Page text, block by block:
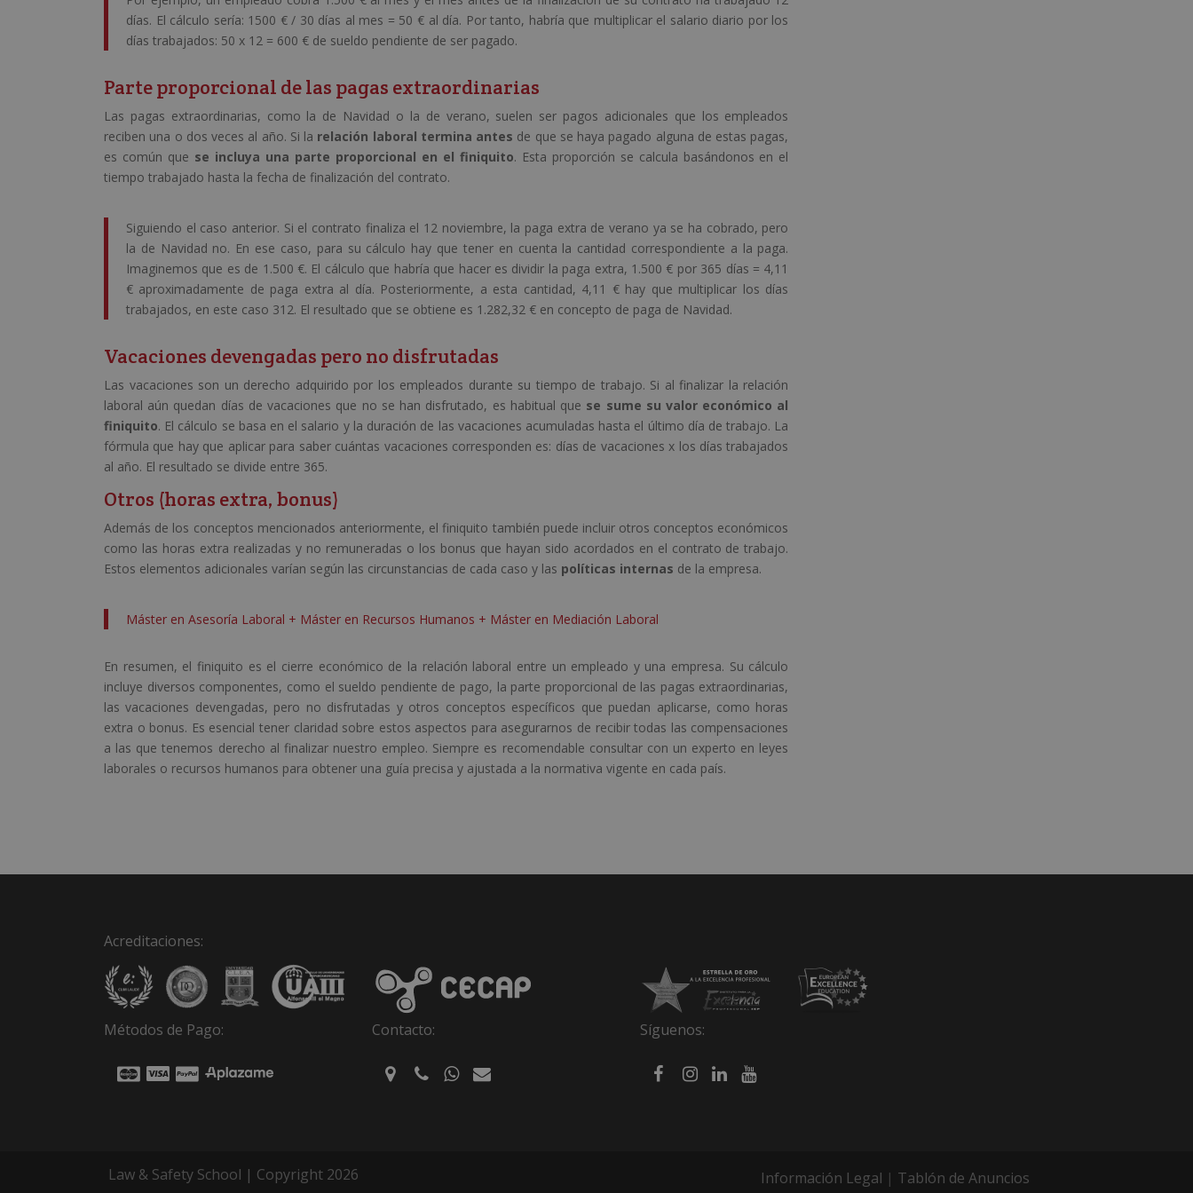
días. El cálculo sería: 1500 € / 30 días al mes = 50 € al día. Por tanto, habría que multiplicar el salario diario por los
días trabajados: 50 x 12 = 600 € de sueldo pendiente de ser pagado.
Parte proporcional de las pagas extraordinarias
Las pagas extraordinarias, como la de Navidad o la de verano, suelen ser pagos adicionales que los empleados
reciben una o dos veces al año. Si la relación laboral termina antes de que se haya pagado alguna de estas pagas,
es común que se incluya una parte proporcional en el finiquito. Esta proporción se calcula basándonos en el
tiempo trabajado hasta la fecha de finalización del contrato.
Siguiendo el caso anterior. Si el contrato finaliza el 12 noviembre, la paga extra de verano ya se ha cobrado, pero
la de Navidad no. En ese caso, para su cálculo hay que tener en cuenta la cantidad correspondiente a la paga.
Imaginemos que es de 1.500 €. El cálculo que habría que hacer es dividir la paga extra, 1.500 € por 365 días = 4,11
€ aproximadamente de paga extra al día. Posteriormente, a esta cantidad, 4,11 € hay que multiplicar los días
trabajados, en este caso 312. El resultado que se obtiene es 1.282,32 € en concepto de paga de Navidad.
Vacaciones devengadas pero no disfrutadas
Las vacaciones son un derecho adquirido por los empleados durante su tiempo de trabajo. Si al finalizar la relación
laboral aún quedan días de vacaciones que no se han disfrutado, es habitual que se sume su valor económico al
finiquito. El cálculo se basa en el salario y la duración de las vacaciones acumuladas hasta el último día de trabajo. La
fórmula que hay que aplicar para saber cuántas vacaciones corresponden es: días de vacaciones x los días trabajados
al año. El resultado se divide entre 365.
Otros (horas extra, bonus)
Además de los conceptos mencionados anteriormente, el finiquito también puede incluir otros conceptos económicos
como las horas extra realizadas y no remuneradas o los bonus que hayan sido acordados en el contrato de trabajo.
Estos elementos adicionales varían según las circunstancias de cada caso y las políticas internas de la empresa.
Máster en Asesoría Laboral + Máster en Recursos Humanos + Máster en Mediación Laboral
En resumen, el finiquito es el cierre económico de la relación laboral entre un empleado y una empresa. Su cálculo
incluye diversos componentes, como el sueldo pendiente de pago, la parte proporcional de las pagas extraordinarias,
las vacaciones devengadas, pero no disfrutadas y otros conceptos específicos que puedan aplicarse, como horas
extra o bonus. Es esencial tener claridad sobre estos aspectos para asegurarnos de recibir todas las compensaciones
a las que tenemos derecho al finalizar nuestro empleo. Siempre es recomendable consultar con un experto en leyes
laborales o recursos humanos para obtener una guía precisa y ajustada a la normativa vigente en cada país.
Acreditaciones:
Métodos de Pago: Contacto: Síguenos:
Law & Safety School | Copyright 2026 Información Legal | Tablón de Anuncios